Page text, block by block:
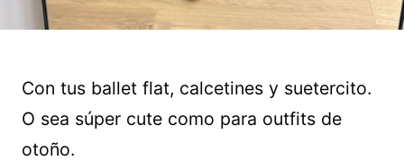
Con tus ballet flat, calcetines y suetercito.
O sea súper cute como para outfits de
otoño.